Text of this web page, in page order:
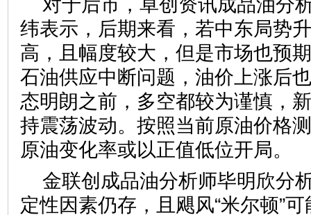
纬表示，后期来看，若中东局势
高，且幅度较大，但是市场也预
石油供应中断问题，油价上涨后
态明朗之前，多空都较为谨慎，
持震荡波动。按照当前原油价格
原油变化率或以正值低位开局。
金联创成品油分析师毕明欣分
定性因素仍存，且飓风“米尔顿”